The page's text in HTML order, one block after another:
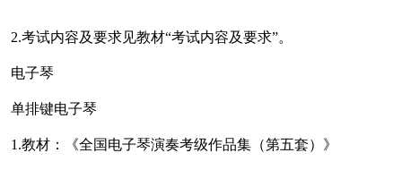
2.考试内容及要求见教材“考试内容及要求”。
电子琴
单排键电子琴
1.教材：《全国电子琴演奏考级作品集（第五套）》